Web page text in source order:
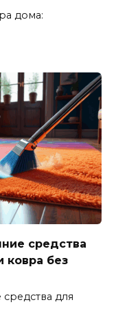
дома:
средства
ковра без
для